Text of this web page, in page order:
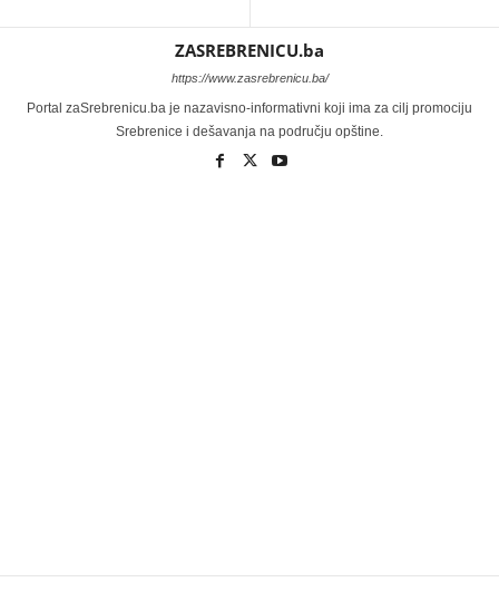
ZASREBRENICU.ba
https://www.zasrebrenicu.ba/
Portal zaSrebrenicu.ba je nazavisno-informativni koji ima za cilj promociju
Srebrenice i dešavanja na području opštine.